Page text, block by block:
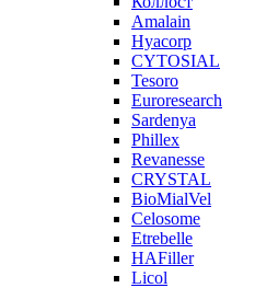
Amalain
Hyacorp
CYTOSIAL
Tesoro
Euroresearch
Sardenya
Phillex
Revanesse
CRYSTAL
BioMialVel
Celosome
Etrebelle
HAFiller
Licol